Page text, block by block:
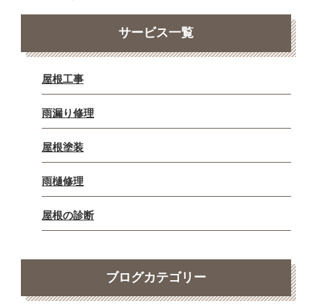
サービス一覧
屋根工事
雨漏り修理
屋根塗装
雨樋修理
屋根の診断
ブログカテゴリー